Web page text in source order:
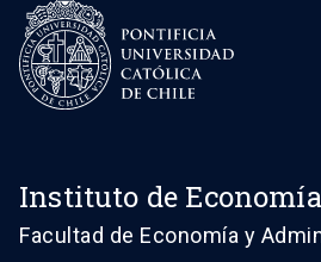
Instituto de Economía
Facultad de Economía y